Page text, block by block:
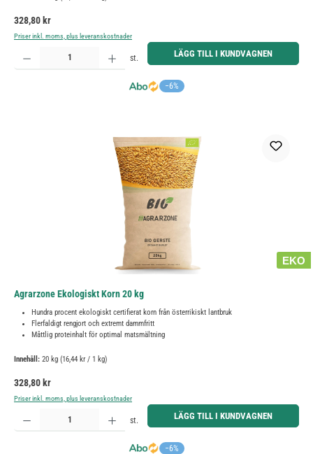
Ordinarie pris:
328,80 kr
Priser inkl. moms, plus leveranskostnader
−6%
Produktkvantitet: Ange önskat belopp eller använd knapparna för att öka eller minska kvantiteten.
st. LÄGG TILL I KUNDVAGNEN
EKO
Agrarzone Ekologiskt Korn 20 kg
Hundra procent ekologiskt certifierat korn från österrikiskt lantbruk
Flerfaldigt rengjort och extremt dammfritt
Måttlig proteinhalt för optimal matsmältning
Innehåll: 20 kg (16,44 kr / 1 kg)
Ordinarie pris:
328,80 kr
Priser inkl. moms, plus leveranskostnader
−6%
Produktkvantitet: Ange önskat belopp eller använd knapparna för att öka eller minska kvantiteten.
st. LÄGG TILL I KUNDVAGNEN